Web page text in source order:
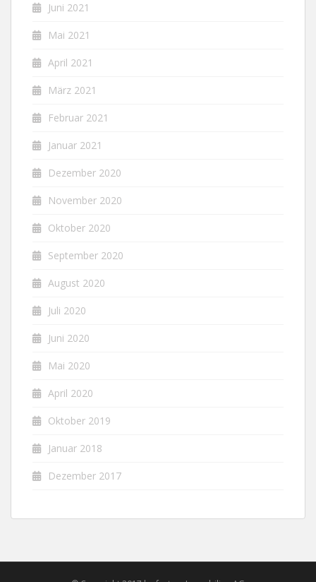
Juni 2021
Mai 2021
April 2021
März 2021
Februar 2021
Januar 2021
Dezember 2020
November 2020
Oktober 2020
September 2020
August 2020
Juli 2020
Juni 2020
Mai 2020
April 2020
Oktober 2019
Januar 2018
Dezember 2017